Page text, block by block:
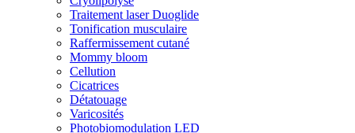
Traitement laser Duoglide
Tonification musculaire
Raffermissement cutané
Mommy bloom
Cellution
Cicatrices
Détatouage
Varicosités
Photobiomodulation LED